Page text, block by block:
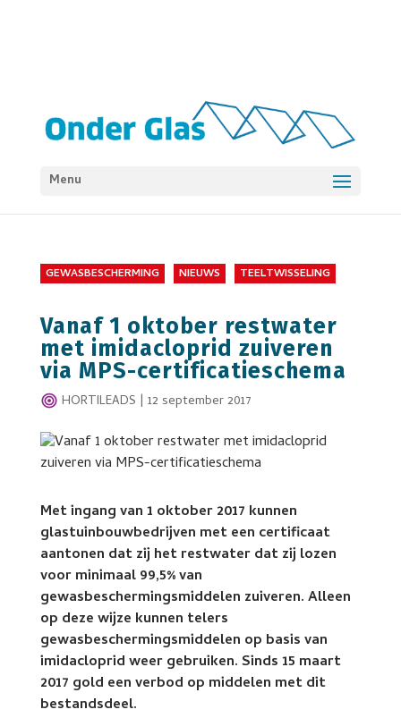
Menu
GEWASBESCHERMING NIEUWS TEELTWISSELING
Vanaf 1 oktober restwater
met imidacloprid zuiveren
via MPS-certificatieschema
HORTILEADS | 12 september 2017
Met ingang van 1 oktober 2017 kunnen
glastuinbouwbedrijven met een certificaat
aantonen dat zij het restwater dat zij lozen
voor minimaal 99,5% van
gewasbeschermingsmiddelen zuiveren. Alleen
op deze wijze kunnen telers
gewasbeschermingsmiddelen op basis van
imidacloprid weer gebruiken. Sinds 15 maart
2017 gold een verbod op middelen met dit
bestandsdeel.